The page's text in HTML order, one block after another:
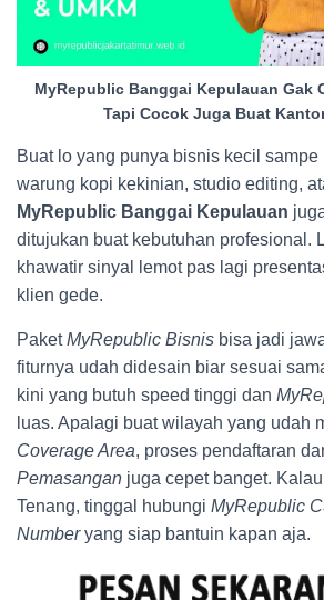
MyRepublic Banggai Kepulauan Gak
Tapi Cocok Juga Buat
Buat lo yang punya bisnis kecil
warung kopi kekinian, studio editing,
MyRepublic Banggai Kepulauan
ditujukan buat kebutuhan profesional.
khawatir sinyal lemot pas lagi
klien gede.
PaketMyRepublic Bisnis bisa jadi
fiturnya udah didesain biar sesuai
kini yang butuh speed tinggi dan
luas. Apalagi buat wilayah yang udah
Coverage Area, proses pendaftaran
Pemasangan juga cepet banget.
Tenang, tinggal hubungi MyRepublic
Numberyang siap bantuin kapan aja.